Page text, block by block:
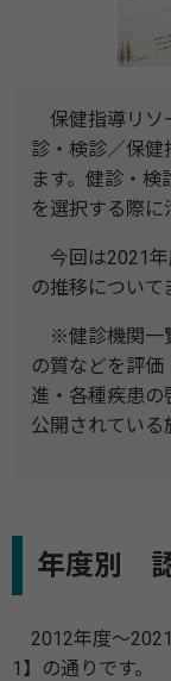
保健指導リソ
診・検診／保
ます。健診・
を選択する際に
今回は2021年
の推移について
※健診機関一
の質などを評
進・各種疾患
公開されている
年度別
2012年度～
1】の通りです。